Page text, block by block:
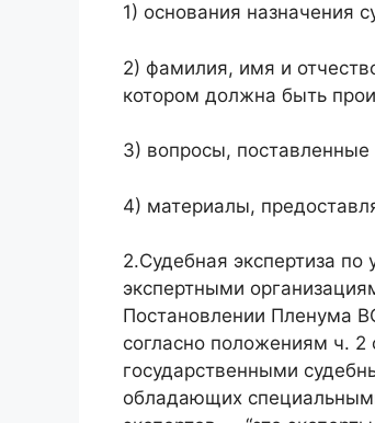
1) основания назначения
2) фамилия, имя и
котором должна быть
3) вопросы, поставленные
4) материалы,
2.Судебная экспертиза
экспертными
Постановлении Пленума
согласно положениям ч. 2
государственными
обладающих